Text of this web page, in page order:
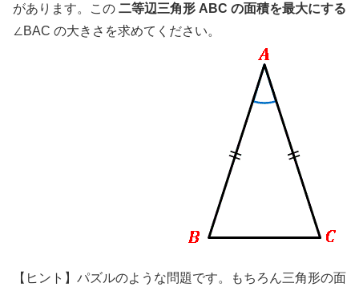
があります。この 二等辺三角形 ABC の面積を最大にする
∠BAC の大きさを求めてください。
【ヒント】パズルのような問題です。もちろん三角形の面